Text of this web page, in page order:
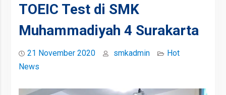
TOEIC Test di SMK
Muhammadiyah 4 Surakarta
21 November 2020 smkadmin
Hot
News